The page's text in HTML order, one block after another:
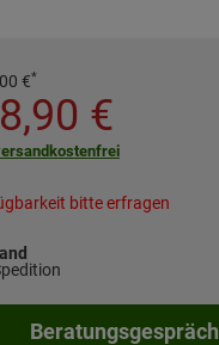
00 €*
90 €
bitte erfragen
Beratungsgespräch